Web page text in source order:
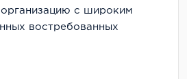
с широким
востребованных